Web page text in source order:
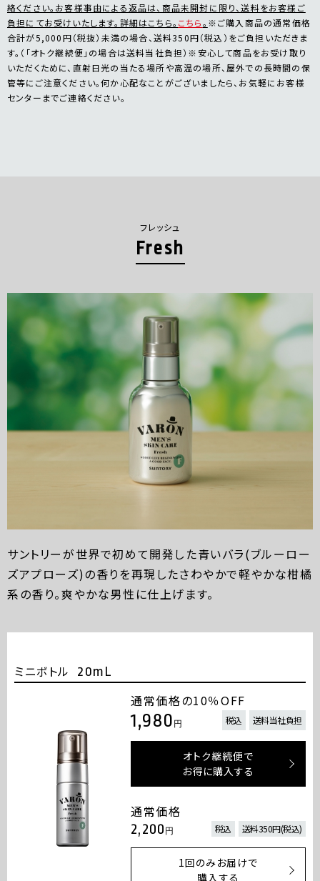
絡ください。お客様事由による返品は、商品未開封に限り、送料をお客様ご
負担にてお受けいたします。詳細はこちら。 こちら。 ※ご購入商品の通常価格
合計が5,000円（税抜）未満の場合、送料350円（税込）をご負担いただきま
す。（「オトク継続便」の場合は送料当社負担）※安心して商品をお受け取り
いただくために、直射日光の当たる場所や高温の場所、屋外での長時間の保
管等にご注意ください。何か心配なことがございましたら、お気軽にお客様
センターまでご連絡ください。
フレッシュ
Fresh
サントリーが世界で初めて開発した青いバラ(ブルーロー
ズアプローズ)の香りを再現したさわやかで軽やかな柑橘
系の香り。爽やかな男性に仕上げます。
ミニボトル 20mL
通常価格の10％OFF
1,980 円 税込 送料当社負担
オトク継続便で
お得に購入する
通常価格
2,200 円 税込 送料350円(税込)
1回のみお届けで
購入する